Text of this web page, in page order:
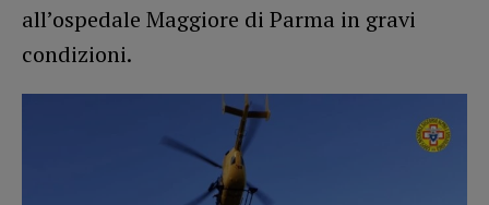
all’ospedale Maggiore di Parma in gravi
condizioni.